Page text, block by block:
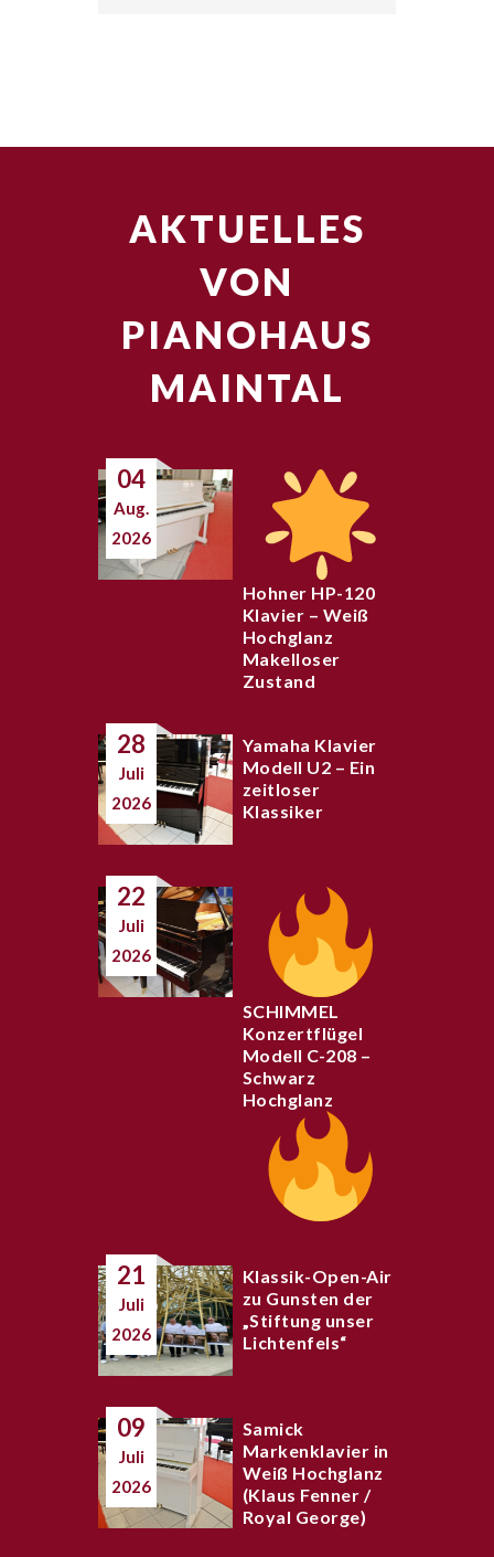
AKTUELLES
VON
PIANOHAUS
MAINTAL
04
Aug.
2026
Hohner HP-120
Klavier – Weiß
Hochglanz
Makelloser
Zustand
28
Juli
2026
Yamaha Klavier
Modell U2 – Ein
zeitloser
Klassiker
22
Juli
2026
SCHIMMEL
Konzertflügel
Modell C-208 –
Schwarz
Hochglanz
21
Juli
2026
Klassik-Open-Air
zu Gunsten der
„Stiftung unser
Lichtenfels“
09
Juli
2026
Samick
Markenklavier in
Weiß Hochglanz
(Klaus Fenner /
Royal George)